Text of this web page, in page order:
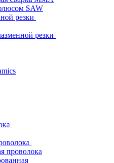
SAW
резки
резки
проволока